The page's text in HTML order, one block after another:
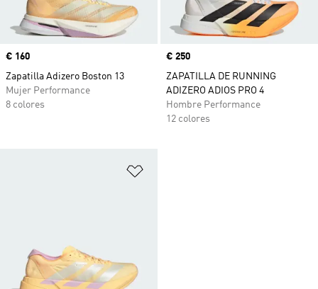
Precio
€ 160
Zapatilla Adizero Boston 13
Mujer Performance
8 colores
Precio
€ 250
ZAPATILLA DE RUNNING
ADIZERO ADIOS PRO 4
Hombre Performance
12 colores